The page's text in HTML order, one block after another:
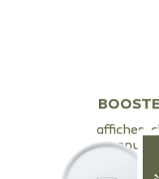
affiches,
menus,